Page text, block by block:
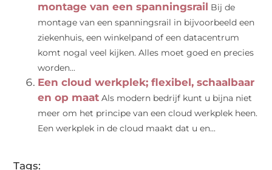
montage van een spanningsrail Bij de
montage van een spanningsrail in bijvoorbeeld een
ziekenhuis, een winkelpand of een datacentrum
komt nogal veel kijken. Alles moet goed en precies
worden...
Een cloud werkplek; flexibel, schaalbaar
en op maat Als modern bedrijf kunt u bijna niet
meer om het principe van een cloud werkplek heen.
Een werkplek in de cloud maakt dat u en...
Tags: